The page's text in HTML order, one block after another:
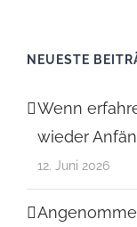
NEUESTE
Wenn
wieder
12. Juni 2026